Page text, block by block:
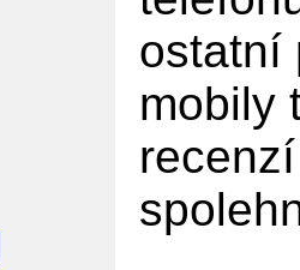
ostatní
mobily